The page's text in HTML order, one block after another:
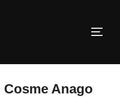
Cosme Anago